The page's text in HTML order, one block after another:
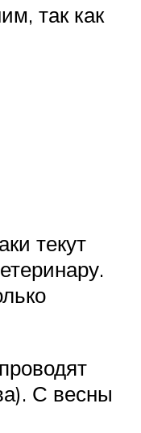
так как
текут
С весны